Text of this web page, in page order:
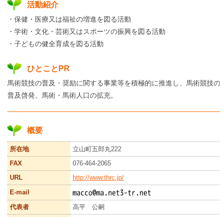
活動紹介
・保健・医療又は福祉の増進を図る活動
・学術・文化・芸術又はスポーツの振興を図る活動
・子どもの健全育成を図る活動
ひとことPR
馬術競技の普及・奨励に関する事業等を積極的に推進し、馬術競
普及啓発、馬術・馬術人口の拡充。
概要
所在地
立山町五郎丸222
FAX
076-464-2065
URL
http://www.thrc.jp/
E-mail
代表者
高平 公嗣